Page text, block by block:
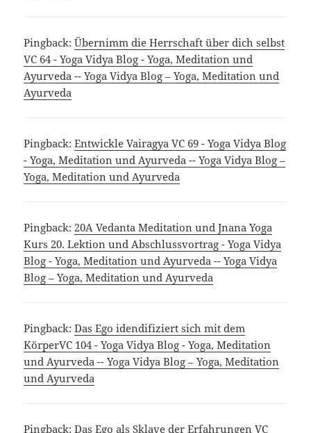
Pingback:Übernimm die Herrschaft über dich selbst
VC 64 - Yoga Vidya Blog - Yoga, Meditation und
Ayurveda -- Yoga Vidya Blog – Yoga, Meditation und
Ayurveda
Pingback:Entwickle Vairagya VC 69 - Yoga Vidya Blog
- Yoga, Meditation und Ayurveda -- Yoga Vidya Blog –
Yoga, Meditation und Ayurveda
Pingback:20A Vedanta Meditation und Jnana Yoga
Kurs 20. Lektion und Abschlussvortrag - Yoga Vidya
Blog - Yoga, Meditation und Ayurveda -- Yoga Vidya
Blog – Yoga, Meditation und Ayurveda
Pingback:Das Ego idendifiziert sich mit dem
KörperVC 104 - Yoga Vidya Blog - Yoga, Meditation
und Ayurveda -- Yoga Vidya Blog – Yoga, Meditation
und Ayurveda
Pingback:Das Ego als Sklave der Erfahrungen VC